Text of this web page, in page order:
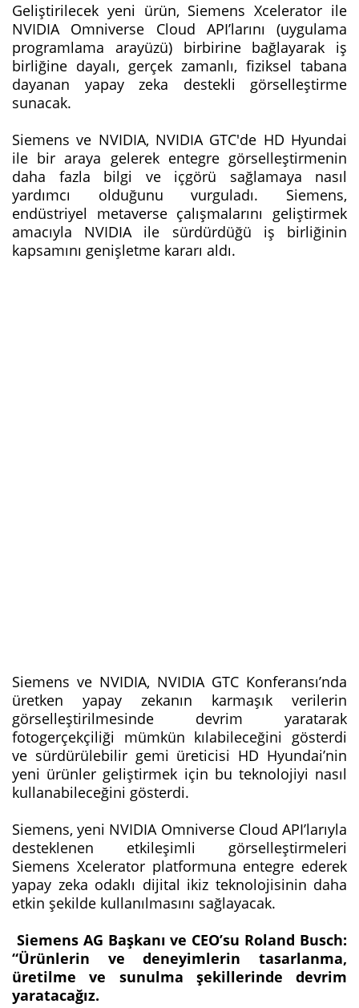
Geliştirilecek yeni ürün, Siemens Xcelerator ile
NVIDIA Omniverse Cloud API’larını (uygulama
programlama arayüzü) birbirine bağlayarak iş
birliğine dayalı, gerçek zamanlı, fiziksel tabana
dayanan yapay zeka destekli görselleştirme
sunacak.
Siemens ve NVIDIA, NVIDIA GTC'de HD Hyundai
ile bir araya gelerek entegre görselleştirmenin
daha fazla bilgi ve içgörü sağlamaya nasıl
yardımcı olduğunu vurguladı. Siemens,
endüstriyel metaverse çalışmalarını geliştirmek
amacıyla NVIDIA ile sürdürdüğü iş birliğinin
kapsamını genişletme kararı aldı.
Siemens ve NVIDIA, NVIDIA GTC Konferansı’nda
üretken yapay zekanın karmaşık verilerin
görselleştirilmesinde devrim yaratarak
fotogerçekçiliği mümkün kılabileceğini gösterdi
ve sürdürülebilir gemi üreticisi HD Hyundai’nin
yeni ürünler geliştirmek için bu teknolojiyi nasıl
kullanabileceğini gösterdi.
Siemens, yeni NVIDIA Omniverse Cloud API’larıyla
desteklenen etkileşimli görselleştirmeleri
Siemens Xcelerator platformuna entegre ederek
yapay zeka odaklı dijital ikiz teknolojisinin daha
etkin şekilde kullanılmasını sağlayacak.
Siemens AG Başkanı ve CEO’su Roland Busch:
“Ürünlerin ve deneyimlerin tasarlanma,
üretilme ve sunulma şekillerinde devrim
yaratacağız.